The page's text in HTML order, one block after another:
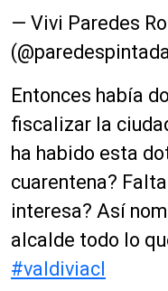
— Vivi Paredes
Entonces había
fiscalizar la
ha habido esta
cuarentena?
interesa? Así
alcalde todo lo
#valdiviacl